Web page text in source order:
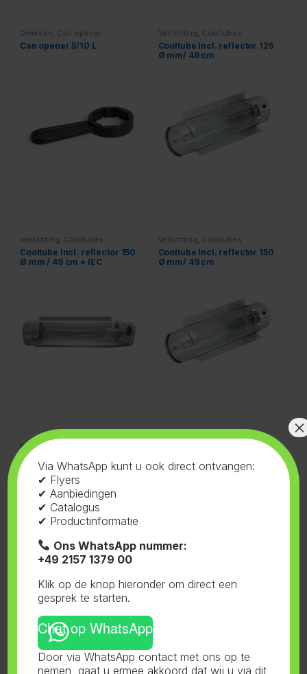
Diversen Can opener
Can opener 5/10 L
Verlichting Cooltubes
Cooltube Incl. reflector 125
Ø mm/ 49 cm
Verlichting, Cooltubes
Cooltube Incl. reflector 150
Ø mm / 49 cm + IEC
Verlichting, Cooltubes
Cooltube Incl. reflector 150
Ø mm/ 49 cm
Klimaatbeheersing
Controllers
Fan Controller
Potten,Trays
Fertraso Black Tray
Diversen,Weegschaal
Fertraso Digital Scale 2 gr
Via WhatsApp kunt u ook direct ontvangen:
✔ Flyers
✔ Aanbiedingen
✔ Catalogus
✔ Productinformatie
Ons WhatsApp nummer:
+49 2157 1379 00
Klik op de knop hieronder om direct een
gesprek te starten.
Chat op WhatsApp
Door via WhatsApp contact met ons op te
nemen, gaat u ermee akkoord dat wij u via dit
×